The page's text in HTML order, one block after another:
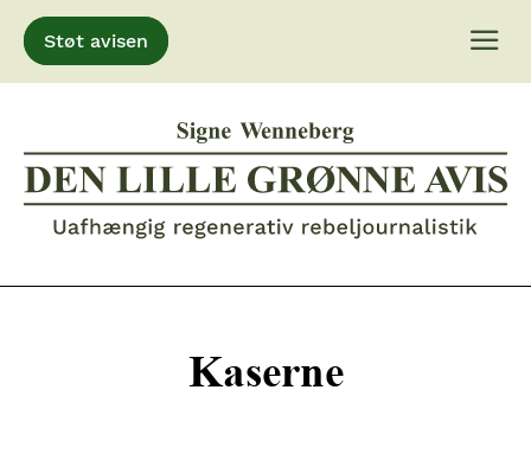
Gå
til
indhold
Støt avisen
Kaserne